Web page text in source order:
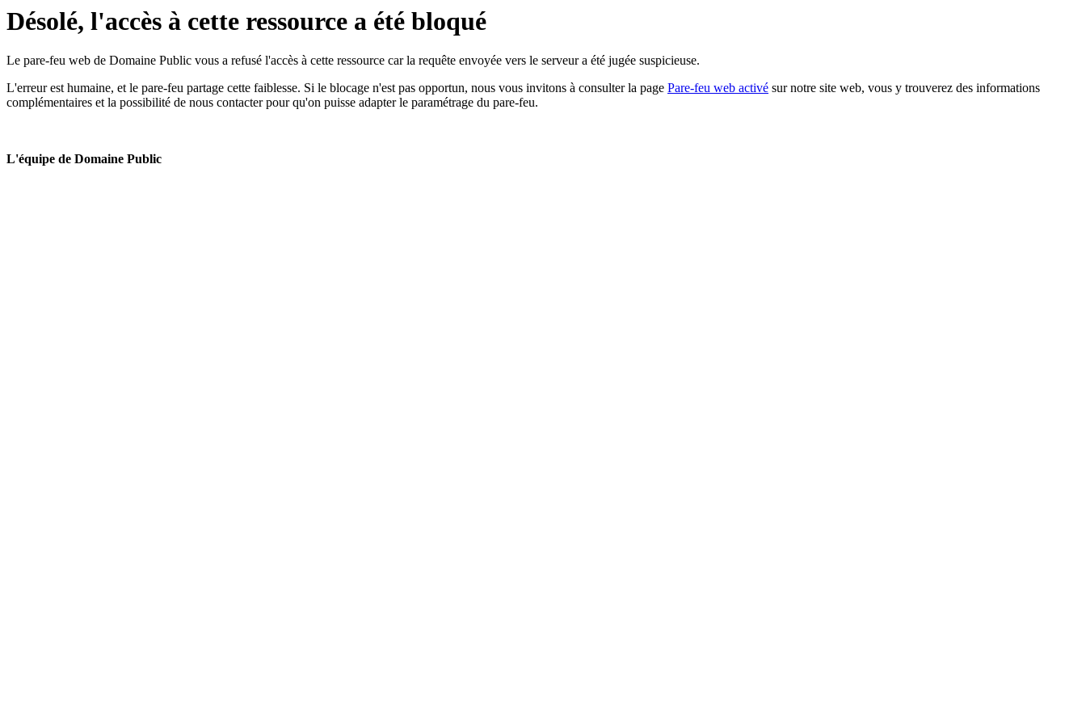
Désolé, l'accès à cette ressource a été bloqué
Le pare-feu web de Domaine Public vous a refusé l'accès à cette ressource car la requête envoyée vers le serveur a été jugée suspicieuse.
L'erreur est humaine, et le pare-feu partage cette faiblesse. Si le blocage n'est pas opportun, nous vous invitons à consulter la page Pare-feu web activé sur notre site web, vous y trouverez des informations
complémentaires et la possibilité de nous contacter pour qu'on puisse adapter le paramétrage du pare-feu.
L'équipe de Domaine Public